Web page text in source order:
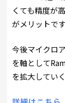
くても精度が
がメリットです
今後マイクロ
を軸として
を拡大してい